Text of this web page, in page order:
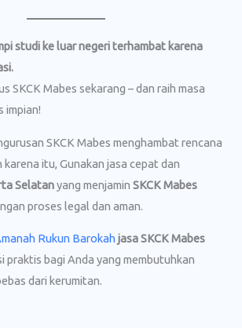
studi ke luar negeri terhambat karena
SKCK Mabes sekarang – dan raih masa
impian!
SKCK Mabes menghambat rencana
itu, Gunakan jasa cepat dan
Selatanyang menjamin SKCK Mabes
proses legal dan aman.
Rukun Barokah jasa SKCK Mabes
praktis bagi Anda yang membutuhkan
dari kerumitan.